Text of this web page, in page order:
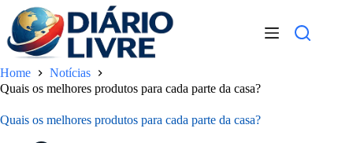
para
conteúdo
Home
Notícias
Quais os melhores produtos para cada parte da casa?
Quais os melhores produtos para cada parte da casa?